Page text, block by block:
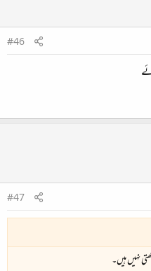
#46
#47
نہیں ہیں۔